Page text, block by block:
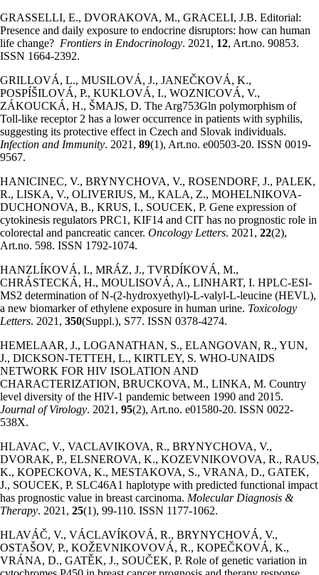
GRASSELLI, E., DVORAKOVA, M., GRACELI, J.B. Editorial:
Presence and daily exposure to endocrine disruptors: how can human
life change? Frontiers in Endocrinology. 2021, 12, Art.no. 90853.
ISSN 1664-2392.
GRILLOVÁ, L., MUSILOVÁ, J., JANEČKOVÁ, K.,
POSPÍŠILOVÁ, P., KUKLOVÁ, I., WOZNICOVÁ, V.,
ZÁKOUCKÁ, H., ŠMAJS, D. The Arg753Gln polymorphism of
Toll-like receptor 2 has a lower occurrence in patients with syphilis,
suggesting its protective effect in Czech and Slovak individuals.
Infection and Immunity. 2021, 89(1), Art.no. e00503-20. ISSN 0019-
9567.
HANICINEC, V., BRYNYCHOVA, V., ROSENDORF, J., PALEK,
R., LISKA, V., OLIVERIUS, M., KALA, Z., MOHELNIKOVA-
DUCHONOVA, B., KRUS, I., SOUCEK, P. Gene expression of
cytokinesis regulators PRC1, KIF14 and CIT has no prognostic role in
colorectal and pancreatic cancer. Oncology Letters. 2021, 22(2),
Art.no. 598. ISSN 1792-1074.
HANZLÍKOVÁ, I., MRÁZ, J., TVRDÍKOVÁ, M.,
CHRÁSTECKÁ, H., MOULISOVÁ, A., LINHART, I. HPLC-ESI-
MS2 determination of N-(2-hydroxyethyl)-L-valyl-L-leucine (HEVL),
a new biomarker of ethylene exposure in human urine. Toxicology
Letters. 2021, 350(Suppl.), S77. ISSN 0378-4274.
HEMELAAR, J., LOGANATHAN, S., ELANGOVAN, R., YUN,
J., DICKSON-TETTEH, L., KIRTLEY, S. WHO-UNAIDS
NETWORK FOR HIV ISOLATION AND
CHARACTERIZATION, BRUCKOVA, M., LINKA, M. Country
level diversity of the HIV-1 pandemic between 1990 and 2015.
Journal of Virology. 2021, 95(2), Art.no. e01580-20. ISSN 0022-
538X.
HLAVAC, V., VACLAVIKOVA, R., BRYNYCHOVA, V.,
DVORAK, P., ELSNEROVA, K., KOZEVNIKOVOVA, R., RAUS,
K., KOPECKOVA, K., MESTAKOVA, S., VRANA, D., GATEK,
J., SOUCEK, P. SLC46A1 haplotype with predicted functional impact
has prognostic value in breast carcinoma. Molecular Diagnosis &
Therapy. 2021, 25(1), 99-110. ISSN 1177-1062.
HLAVÁČ, V., VÁCLAVÍKOVÁ, R., BRYNYCHOVÁ, V.,
OSTAŠOV, P., KOŽEVNIKOVOVÁ, R., KOPEČKOVÁ, K.,
VRÁNA, D., GATĚK, J., SOUČEK, P. Role of genetic variation in